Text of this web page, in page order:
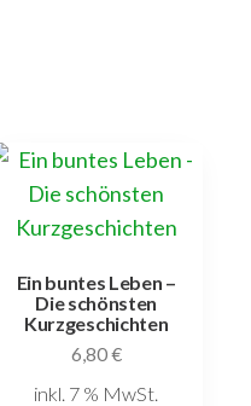
Ein buntes Leben –
Die schönsten
Kurzgeschichten
6,80€
inkl. 7 % MwSt.